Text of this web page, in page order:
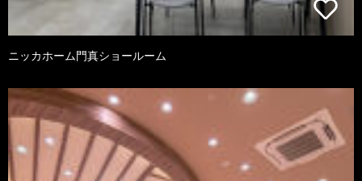
ニッカホーム門真ショールーム